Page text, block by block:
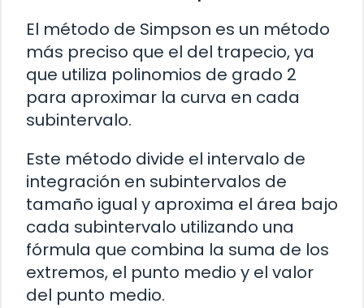
El método de Simpson es un método
más preciso que el del trapecio, ya
que utiliza polinomios de grado 2
para aproximar la curva en cada
subintervalo.
Este método divide el intervalo de
integración en subintervalos de
tamaño igual y aproxima el área bajo
cada subintervalo utilizando una
fórmula que combina la suma de los
extremos, el punto medio y el valor
del punto medio.